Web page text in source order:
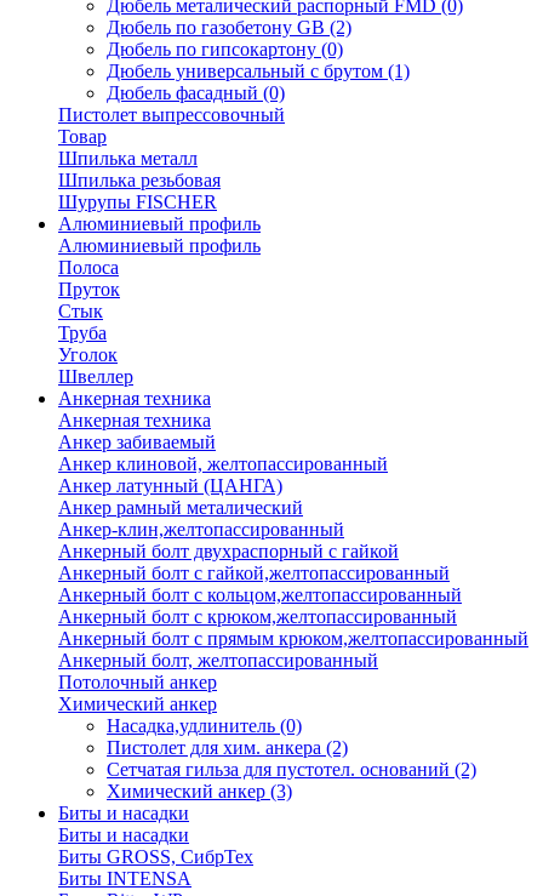
Дюбель металический распорный FMD (0)
Дюбель по газобетону GB (2)
Дюбель по гипсокартону (0)
Дюбель универсальный с брутом (1)
Дюбель фасадный (0)
Пистолет выпрессовочный
Товар
Шпилька металл
Шпилька резьбовая
Шурупы FISCHER
Алюминиевый профиль
Алюминиевый профиль
Полоса
Пруток
Стык
Труба
Уголок
Швеллер
Анкерная техника
Анкерная техника
Анкер забиваемый
Анкер клиновой, желтопассированный
Анкер латунный (ЦАНГА)
Анкер рамный металический
Анкер-клин,желтопассированный
Анкерный болт двухраспорный с гайкой
Анкерный болт с гайкой,желтопассированный
Анкерный болт с кольцом,желтопассированный
Анкерный болт с крюком,желтопассированный
Анкерный болт с прямым крюком,желтопассированный
Анкерный болт, желтопассированный
Потолочный анкер
Химический анкер
Насадка,удлинитель (0)
Пистолет для хим. анкера (2)
Сетчатая гильза для пустотел. оснований (2)
Химический анкер (3)
Биты и насадки
Биты и насадки
Биты GROSS, СибрТех
Биты INTENSA